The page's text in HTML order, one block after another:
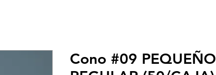
Cono #09 PEQUEÑO